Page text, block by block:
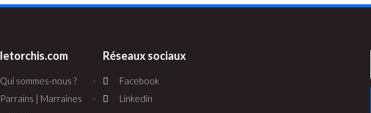
letorchis.com
Qui sommes-nous ?
Parrains | Marraines
Réseaux sociaux
Facebook
Linkedin